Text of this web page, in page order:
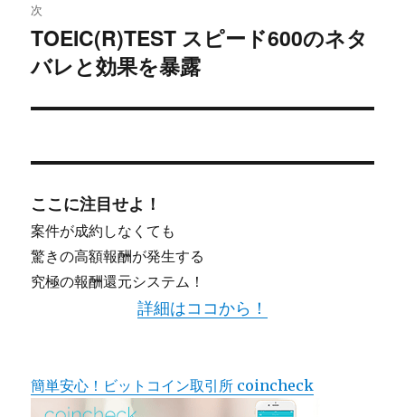
ー
シ
次
次
の
稿:
TOEIC(R)TEST スピード600のネタ
バレと効果を暴露
ここに注目せよ！
案件が成約しなくても
驚きの高額報酬が発生する
究極の報酬還元システム！
詳細はココから！
簡単安心！ビットコイン取引所 coincheck